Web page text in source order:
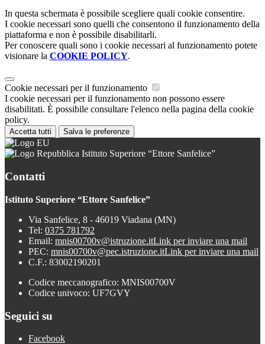
In questa schermata è possibile scegliere quali cookie consentire.
I cookie necessari sono quelli che consentono il funzionamento della
piattaforma e non è possibile disabilitarli.
Per conoscere quali sono i cookie necessari al funzionamento potete
visionare la COOKIE POLICY.
Cookie necessari per il funzionamento
I cookie necessari per il funzionamento non possono essere
disabilitati. È possibile consultare l'elenco nella pagina della cookie
policy.
Accetta tutti Salva le preferenze
Istituto Superiore “Ettore Sanfelice”
Contatti
Istituto Superiore “Ettore Sanfelice”
Via Sanfelice, 8 - 46019 Viadana (MN)
Tel: 0375 781792
Email: mnis00700v@istruzione.itLink per inviare una mail
PEC: mnis00700v@pec.istruzione.itLink per inviare una mail
C.F.: 83002190201
Codice meccanografico: MNIS00700V
Codice univoco: UF7GVY
Seguici su
Facebook